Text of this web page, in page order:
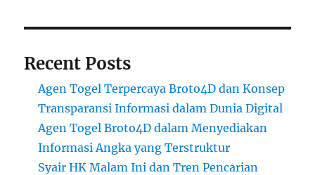
Recent Posts
Agen Togel Terpercaya Broto4D dan Konsep
Transparansi Informasi dalam Dunia Digital
Agen Togel Broto4D dalam Menyediakan
Informasi Angka yang Terstruktur
Syair HK Malam Ini dan Tren Pencarian